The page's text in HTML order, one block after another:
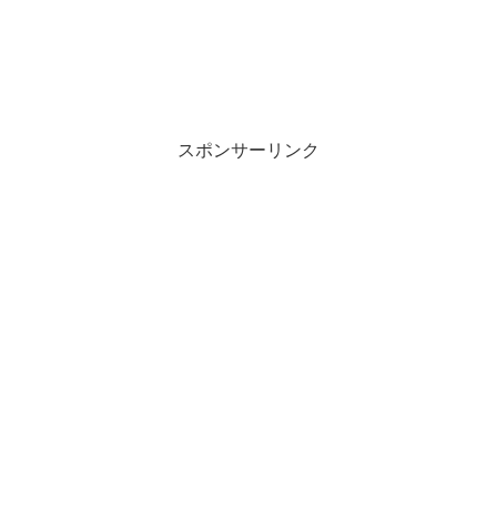
スポンサーリンク